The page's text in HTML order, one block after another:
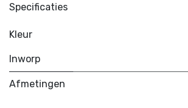
Specificaties
Kleur
Inworp
Afmetingen